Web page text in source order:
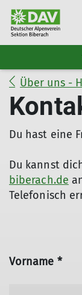
Über uns -
Du hast eine
Du kannst
biberach.de
Telefonisch
Vorname *